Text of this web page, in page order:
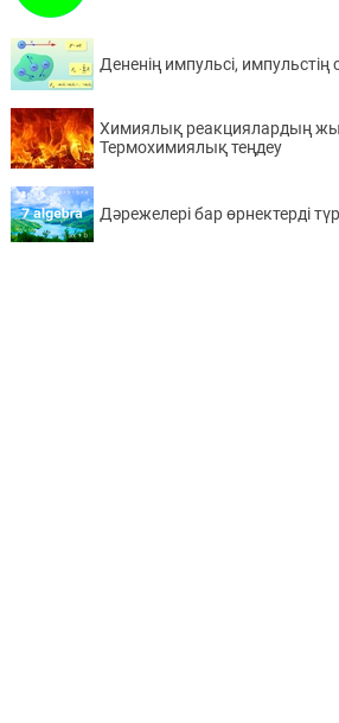
Дененің импульсі, импульстің
Химиялық реакциялардың
Термохимиялық теңдеу
Дәрежелері бар өрнектерді